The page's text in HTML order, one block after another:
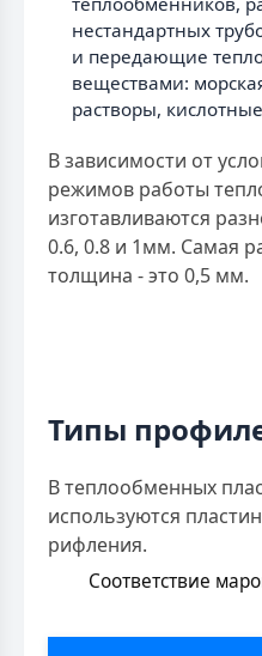
нестандартных
и передающие
веществами:
растворы,
В зависимости от
режимов работы
изготавливаются
0.6, 0.8 и 1мм. Самая
толщина - это 0,5 мм.
Типы
В теплообменных
используются
рифления.
Соответствие